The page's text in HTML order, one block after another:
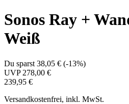
Sonos Ray +
Weiß
Du sparst 38,05 € (-13%)
UVP 278,00 €
239,95 €
Versandkostenfrei, inkl. MwSt.